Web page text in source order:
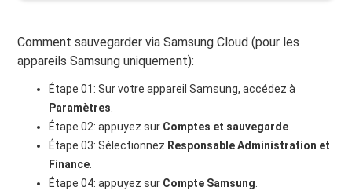
Comment sauvegarder via Samsung Cloud (pour les
appareils Samsung uniquement):
Étape 01: Sur votre appareil Samsung, accédez à
Paramètres.
Étape 02: appuyez sur Comptes et sauvegarde.
Étape 03: Sélectionnez Responsable Administration et
Finance.
Étape 04: appuyez sur Compte Samsung.